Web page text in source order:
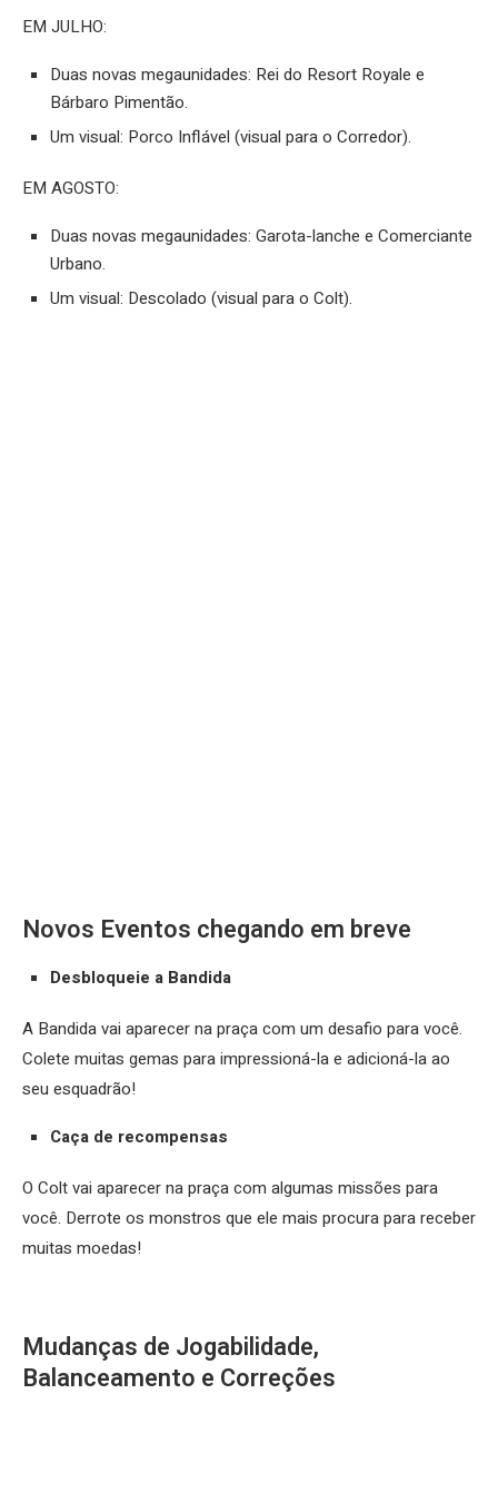
EM JULHO:
Duas novas megaunidades: Rei do Resort Royale e
Bárbaro Pimentão.
Um visual: Porco Inflável (visual para o Corredor).
EM AGOSTO:
Duas novas megaunidades: Garota-lanche e Comerciante
Urbano.
Um visual: Descolado (visual para o Colt).
Novos Eventos chegando em breve
Desbloqueie a Bandida
A Bandida vai aparecer na praça com um desafio para você.
Colete muitas gemas para impressioná-la e adicioná-la ao
seu esquadrão!
Caça de recompensas
O Colt vai aparecer na praça com algumas missões para
você. Derrote os monstros que ele mais procura para receber
muitas moedas!
Mudanças de Jogabilidade,
Balanceamento e Correções